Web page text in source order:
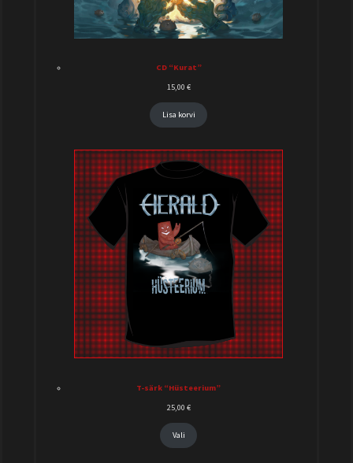
CD “Kurat”
15,00 €
Lisa korvi
T-särk “Hüsteerium”
25,00 €
Vali